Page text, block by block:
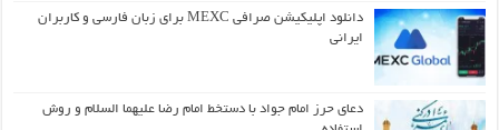
دانلود اپلیکیشن صرافی MEXC برای زبان فارسی و کاربران
ایرانی
دعای حرز امام جواد با دستخط امام رضا علیهما السلام و روش